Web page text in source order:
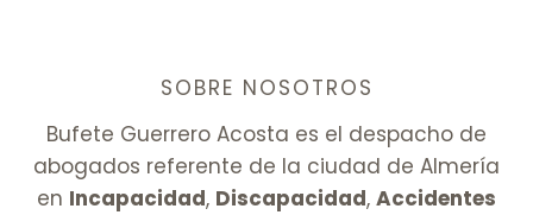
SOBRE NOSOTROS
Bufete Guerrero Acosta es el despacho de
abogados referente de la ciudad de Almería
en Incapacidad, Discapacidad, Accidentes